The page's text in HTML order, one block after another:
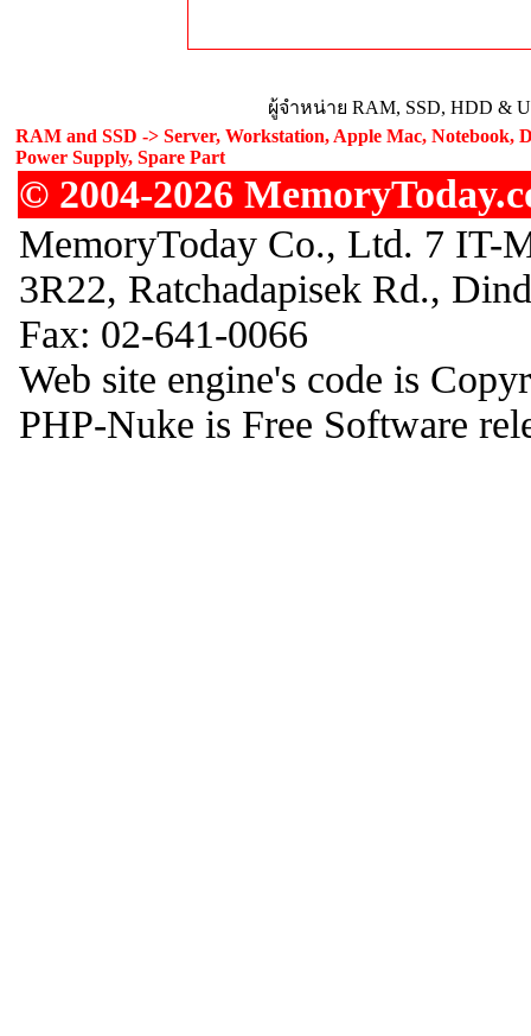
ผู้จำหน่าย RAM, SSD, HDD &
RAM and SSD -> Server, Workstation, Apple Mac, Notebook,
Power Supply, Spare Part
© 2004-2026
MemoryToday Co., Ltd. 7 IT-
3R22, Ratchadapisek Rd.,
Fax: 02-641-0066
Web site engine's code is
PHP-Nuke is Free Software